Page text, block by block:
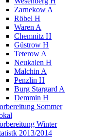
Zarnekow A
Röbel H
Waren A
Chemnitz H
Güstrow H
Teterow A
Neukalen H
Malchin A
Penzlin H
Burg Stargard A
Demmin H
Sommer
Winter
2013/2014